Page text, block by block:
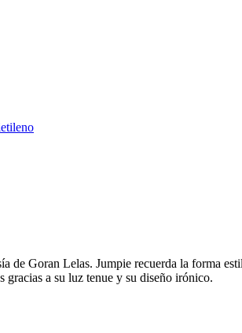
de Goran Lelas. Jumpie recuerda la forma
gracias a su luz tenue y su diseño irónico.